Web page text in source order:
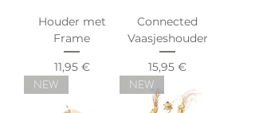
Houder met
Frame
Preis
11,95 €
Connected
Vaasjeshouder
Preis
15,95 €
NEW NEW